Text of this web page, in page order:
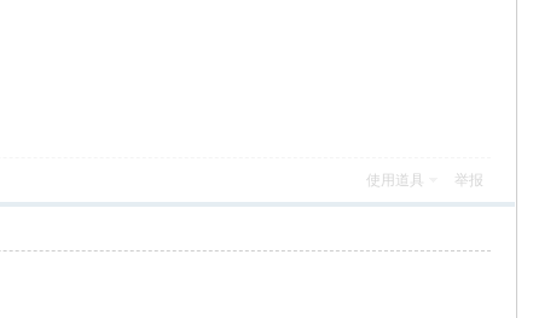
使用道具 举报